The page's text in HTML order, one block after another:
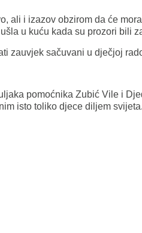
ali i izazov obzirom da će
u kuću kada su prozori bili
zauvjek sačuvani u dječjoj
pomoćnika Zubić Vile i
isto toliko djece diljem